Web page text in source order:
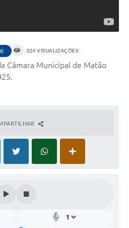
324 VISUALIZAÇÕES
Câmara Municipal de Matão